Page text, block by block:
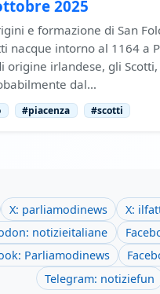
2025
e formazione di San
nacque intorno al 1164 a
origine irlandese, gli
dal…
#piacenza #scotti
X: parliamodinews
X:
notizieitaliane
Parliamodinews
Telegram: notiziefun